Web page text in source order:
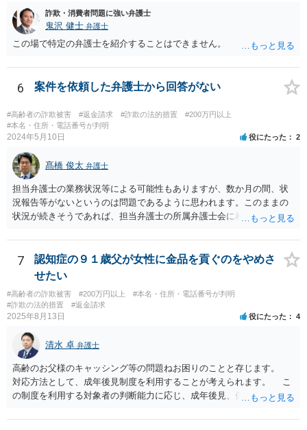
あるものによる被害について、過失相殺をすることは、極力避けるべ
きである。・・・過失相殺は、当事者間の公平を図るため、損害賠償
の額を定めるに当たって、被害者の過失を考慮する制度であるとこ
ろ、第１審被告らの不法行為は、故意による違法な詐欺行為であっ
得した利得を許容する結果になって相当でない。」と判示した。。 投
た事案であれば、過失相殺の主張は封じられることになります。
詐欺・消費者問題に強い弁護士
鬼沢 健士 弁護士
この場で特定の弁護士を紹介することはできません。
6 案件を依頼した弁護士から回答がない
#高齢者の詐欺被害 #返金請求 #詐欺の法的措置
#200万円以上
#本名・住所・電話番号が判明
2024年5月10日 役にたった 2
髙橋 俊太 弁護士
担当弁護士の業務状況等による可能性もありますが、数か月の間、状
況報告等がないというのは問題であるように思われます。このままの
状況が続きそうであれば、担当弁護士の所属弁護士会に相談してみる
7
認知症の９１歳父が女性に金品を貢ぐのをやめさ
せたい
#高齢者の詐欺被害 #200万円以上
#本名・住所・電話番号が判明
#詐欺の法的措置
#返金請求
2025年8月13日 役にたった 4
清水 卓 弁護士
高齢のお父様のキャッシング等の問題ねお困りのことと存じます。
対応方法として、成年後見制度を利用することが考えられます。 こ
の制度を利用する対象者の判断能力に応じ、成年後見、保佐、補助と
す。なお、いずれも、家庭裁判所に申立てをする必要があります。